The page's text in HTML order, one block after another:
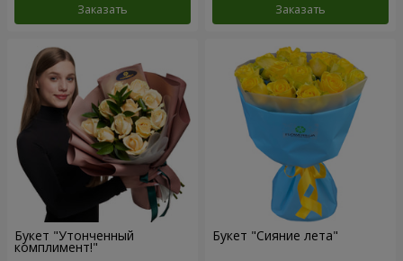
Заказать Заказать
Букет "Утонченный
комплимент!"
Букет "Сияние лета"